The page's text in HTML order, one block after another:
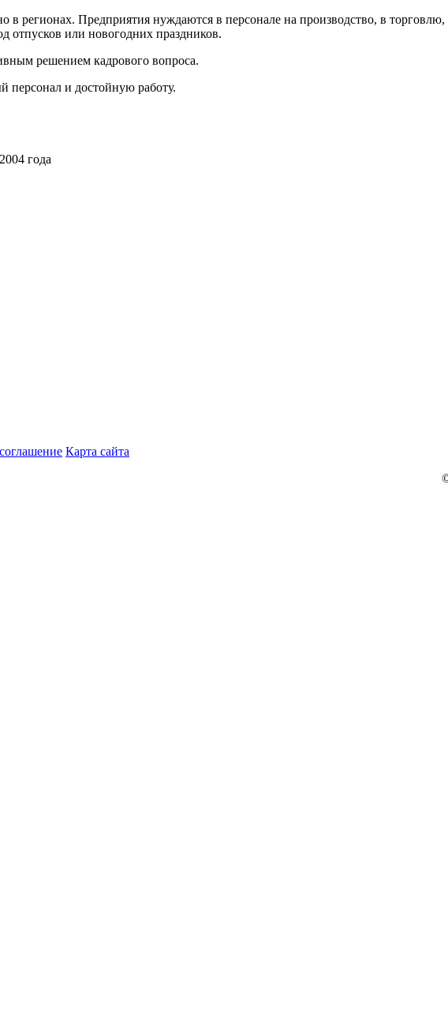
в регионах. Предприятия нуждаются в персонале на производство, в
отпусков или новогодних праздников.
решением кадрового вопроса.
персонал и достойную работу.
года
Карта сайта